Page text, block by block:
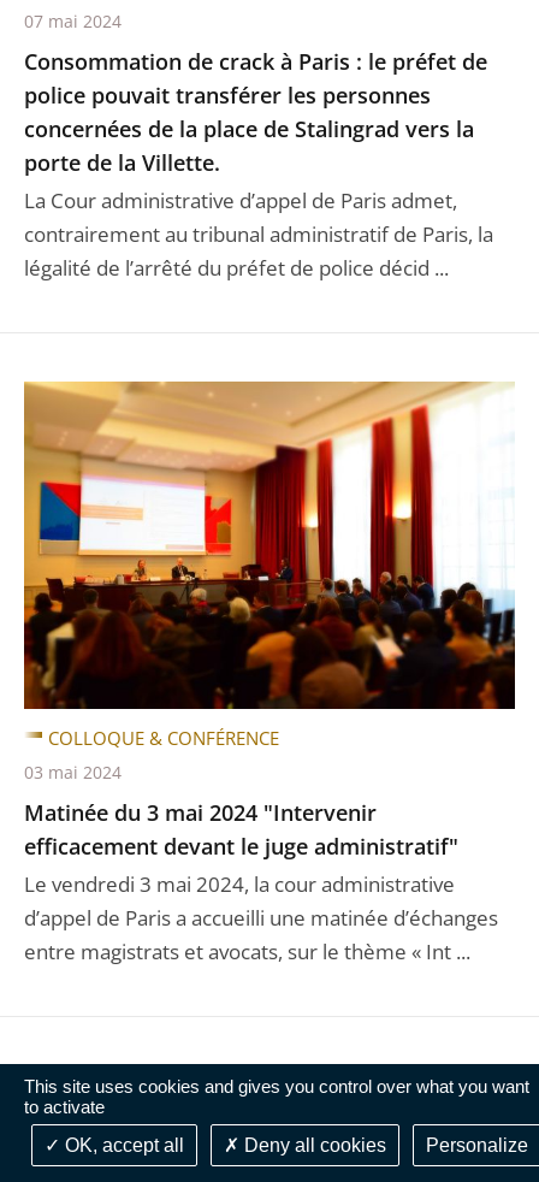
This site uses cookies and gives you control over what you want
to activate
OK, accept all
Deny all cookies Personalize
Consommation de crack à Paris : le préfet de
police pouvait transférer les personnes
concernées de la place de Stalingrad vers la
porte de la Villette.
La Cour administrative d’appel de Paris admet,
contrairement au tribunal administratif de Paris, la
légalité de l’arrêté du préfet de police décid ...
07 mai 2024
Matinée du 3 mai 2024 "Intervenir
efficacement devant le juge administratif"
Le vendredi 3 mai 2024, la cour administrative
d’appel de Paris a accueilli une matinée d’échanges
entre magistrats et avocats, sur le thème « Int ...
COLLOQUE & CONFÉRENCE
03 mai 2024